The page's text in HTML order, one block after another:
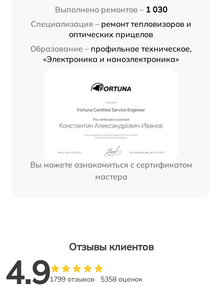
Выполнено ремонтов – 1 030
Специализация – ремонт тепловизоров и
оптических прицелов
Образование – профильное техническое,
«Электроника и наноэлектроника»
Вы можете ознакомиться с сертификатом
мастера
Отзывы клиентов
4.91799 отзывов 5358 оценок